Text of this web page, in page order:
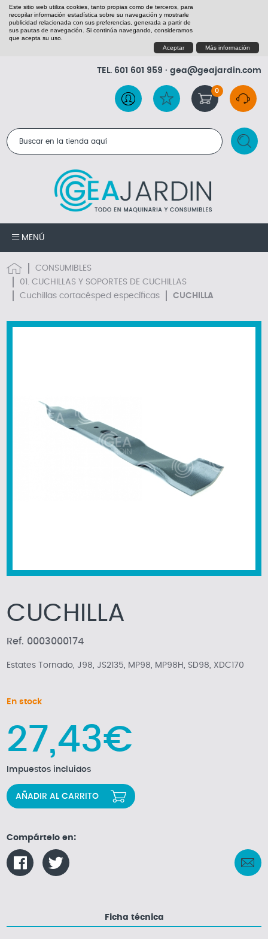
Este sitio web utiliza cookies, tanto propias como de terceros, para
recopilar información estadística sobre su navegación y mostrarle
publicidad relacionada con sus preferencias, generada a partir de
sus pautas de navegación. Si continúa navegando, consideramos
que acepta su uso.
Aceptar
Más información
TEL. 601 601 959 · gea@geajardin.com
0
RESULTADOS DE LA BÚSQUEDA
MENÚ
CONSUMIBLES
01. CUCHILLAS Y SOPORTES DE CUCHILLAS
Cuchillas cortacésped específicas
CUCHILLA
CUCHILLA
Ref. 0003000174
Estates Tornado, J98, JS2135, MP98, MP98H, SD98, XDC170
En stock
27,43€
Impuestos incluidos
AÑADIR AL CARRITO
Compártelo en:
Ficha técnica